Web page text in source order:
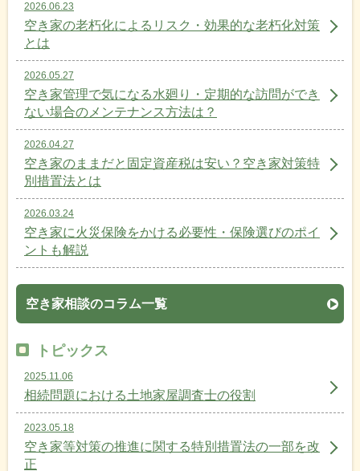
2026.06.23
空き家の老朽化によるリスク・効果的な老朽化対策
とは
2026.05.27
空き家管理で気になる水廻り・定期的な訪問ができ
ない場合のメンテナンス方法は？
2026.04.27
空き家のままだと固定資産税は安い？空き家対策特
別措置法とは
2026.03.24
空き家に火災保険をかける必要性・保険選びのポイ
ントも解説
空き家相談のコラム一覧
トピックス
2025.11.06
相続問題における土地家屋調査士の役割
2023.05.18
空き家等対策の推進に関する特別措置法の一部を改
正